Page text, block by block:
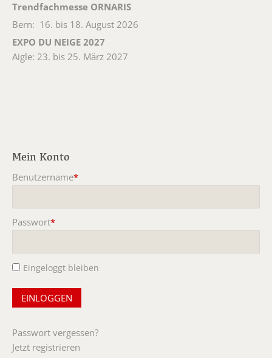
Trendfachmesse ORNARIS
Bern: 16. bis 18. August 2026
EXPO DU NEIGE 2027
Aigle: 23. bis 25. März 2027
Mein Konto
Benutzername*
Passwort*
Eingeloggt bleiben
Passwort vergessen?
Jetzt registrieren